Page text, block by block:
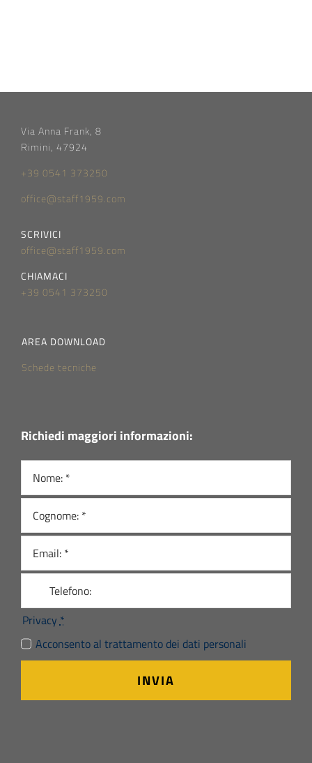
Via Anna Frank, 8
Rimini, 47924
+39 0541 373250
office@staff1959.com
SCRIVICI
office@staff1959.com
CHIAMACI
+39 0541 373250
AREA DOWNLOAD
Schede tecniche
Richiedi maggiori informazioni:
Privacy *
Acconsento al trattamento dei dati personali
INVIA